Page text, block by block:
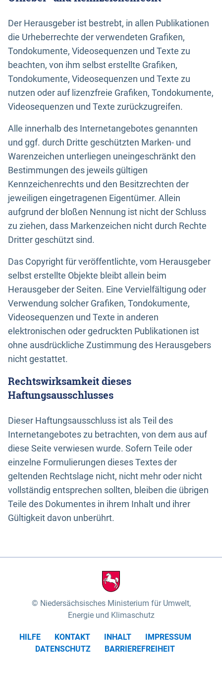
Der Herausgeber ist bestrebt, in allen Publikationen
die Urheberrechte der verwendeten Grafiken,
Tondokumente, Videosequenzen und Texte zu
beachten, von ihm selbst erstellte Grafiken,
Tondokumente, Videosequenzen und Texte zu
nutzen oder auf lizenzfreie Grafiken, Tondokumente,
Videosequenzen und Texte zurückzugreifen.
Alle innerhalb des Internetangebotes genannten
und ggf. durch Dritte geschützten Marken- und
Warenzeichen unterliegen uneingeschränkt den
Bestimmungen des jeweils gültigen
Kennzeichenrechts und den Besitzrechten der
jeweiligen eingetragenen Eigentümer. Allein
aufgrund der bloßen Nennung ist nicht der Schluss
zu ziehen, dass Markenzeichen nicht durch Rechte
Dritter geschützt sind.
Das Copyright für veröffentlichte, vom Herausgeber
selbst erstellte Objekte bleibt allein beim
Herausgeber der Seiten. Eine Vervielfältigung oder
Verwendung solcher Grafiken, Tondokumente,
Videosequenzen und Texte in anderen
elektronischen oder gedruckten Publikationen ist
ohne ausdrückliche Zustimmung des Herausgebers
nicht gestattet.
Rechtswirksamkeit dieses
Haftungsausschlusses
Dieser Haftungsausschluss ist als Teil des
Internetangebotes zu betrachten, von dem aus auf
diese Seite verwiesen wurde. Sofern Teile oder
einzelne Formulierungen dieses Textes der
geltenden Rechtslage nicht, nicht mehr oder nicht
vollständig entsprechen sollten, bleiben die übrigen
Teile des Dokumentes in ihrem Inhalt und ihrer
Gültigkeit davon unberührt.
Niedersächsisches Ministerium für Umwelt,
Energie und Klimaschutz
HILFE KONTAKT INHALT
IMPRESSUM
DATENSCHUTZ
BARRIEREFREIHEIT